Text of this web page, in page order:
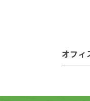
オフィ